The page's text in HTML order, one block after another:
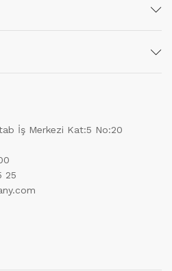
İş Merkezi Kat:5 No:20
25